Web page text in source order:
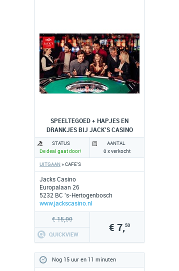
SPEELTEGOED + HAPJES EN
DRANKJES BIJ JACK'S CASINO
Jacks Casino
Europalaan 26
5232 BC 's-Hertogenbosch
www.jackscasino.nl
UITGAAN» CAFE'S
STATUS
De deal gaat door!
AANTAL
0 x verkocht
€ 15,00
QUICKVIEW
€ 7,50
Nog 15 uur en 11 minuten